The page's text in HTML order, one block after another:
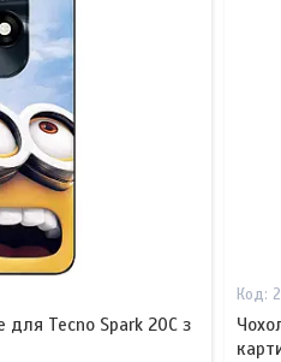
для Tecno Spark 20C з